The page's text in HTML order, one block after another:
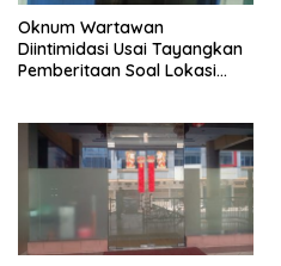
Oknum Wartawan
Diintimidasi Usai Tayangkan
Pemberitaan Soal Lokasi